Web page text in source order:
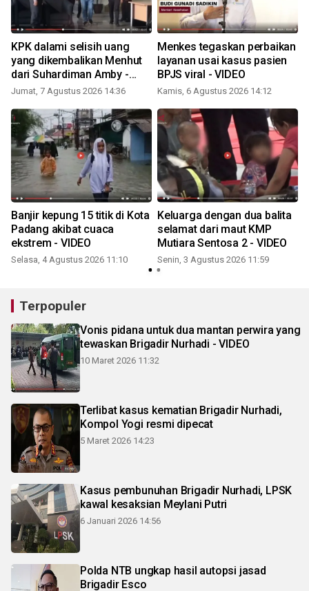
KPK dalami selisih uang
yang dikembalikan Menhut
dari Suhardiman Amby -
VIDEO
Jumat, 7 Agustus 2026 14:36
Menkes tegaskan perbaikan
layanan usai kasus pasien
BPJS viral - VIDEO
Kamis, 6 Agustus 2026 14:12
Banjir kepung 15 titik di Kota
Padang akibat cuaca
ekstrem - VIDEO
Selasa, 4 Agustus 2026 11:10
Keluarga dengan dua balita
selamat dari maut KMP
Mutiara Sentosa 2 - VIDEO
Senin, 3 Agustus 2026 11:59
Terpopuler
Vonis pidana untuk dua mantan perwira yang
tewaskan Brigadir Nurhadi - VIDEO
10 Maret 2026 11:32
Terlibat kasus kematian Brigadir Nurhadi,
Kompol Yogi resmi dipecat
5 Maret 2026 14:23
Kasus pembunuhan Brigadir Nurhadi, LPSK
kawal kesaksian Meylani Putri
6 Januari 2026 14:56
Polda NTB ungkap hasil autopsi jasad
Brigadir Esco